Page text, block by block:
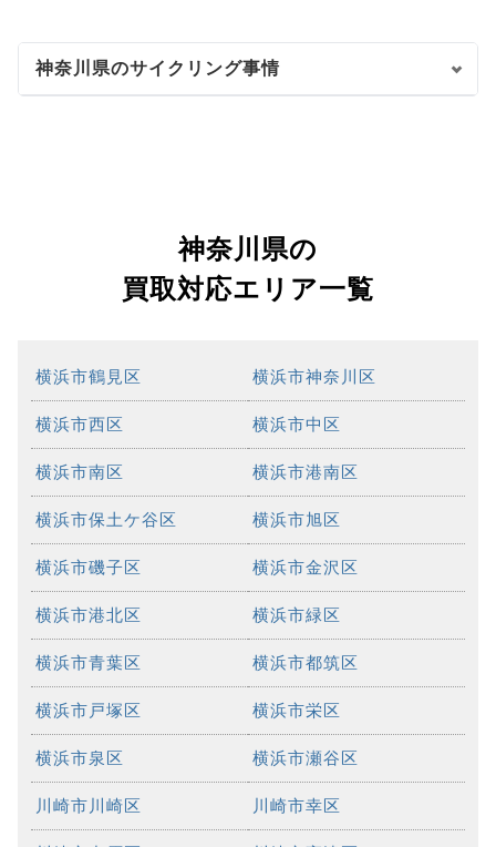
神奈川県のサイクリング事情
神奈川県の
買取対応エリア一覧
横浜市鶴見区 横浜市神奈川区
横浜市西区 横浜市中区
横浜市南区 横浜市港南区
横浜市保土ケ谷区 横浜市旭区
横浜市磯子区 横浜市金沢区
横浜市港北区 横浜市緑区
横浜市青葉区 横浜市都筑区
横浜市戸塚区 横浜市栄区
横浜市泉区 横浜市瀬谷区
川崎市川崎区 川崎市幸区